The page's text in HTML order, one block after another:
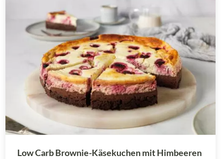
Low Carb Brownie-Käsekuchen mit Himbeeren